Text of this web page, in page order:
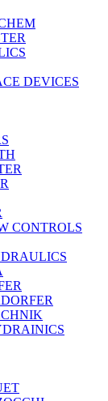
DEVICES
CONTROLS